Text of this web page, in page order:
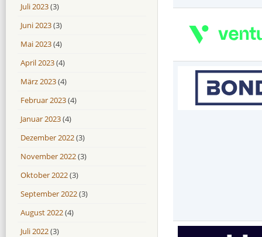
Juli 2023(3)
Juni 2023(3)
Mai 2023(4)
April 2023(4)
März 2023(4)
Februar 2023(4)
Januar 2023(4)
Dezember 2022(3)
November 2022(3)
Oktober 2022(3)
September 2022(3)
August 2022(4)
Juli 2022(3)